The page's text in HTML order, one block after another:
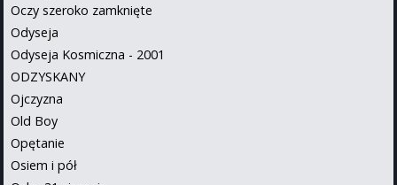
Oczy szeroko zamknięte
Odyseja
Odyseja Kosmiczna - 2001
ODZYSKANY
Ojczyzna
Old Boy
Opętanie
Osiem i pół